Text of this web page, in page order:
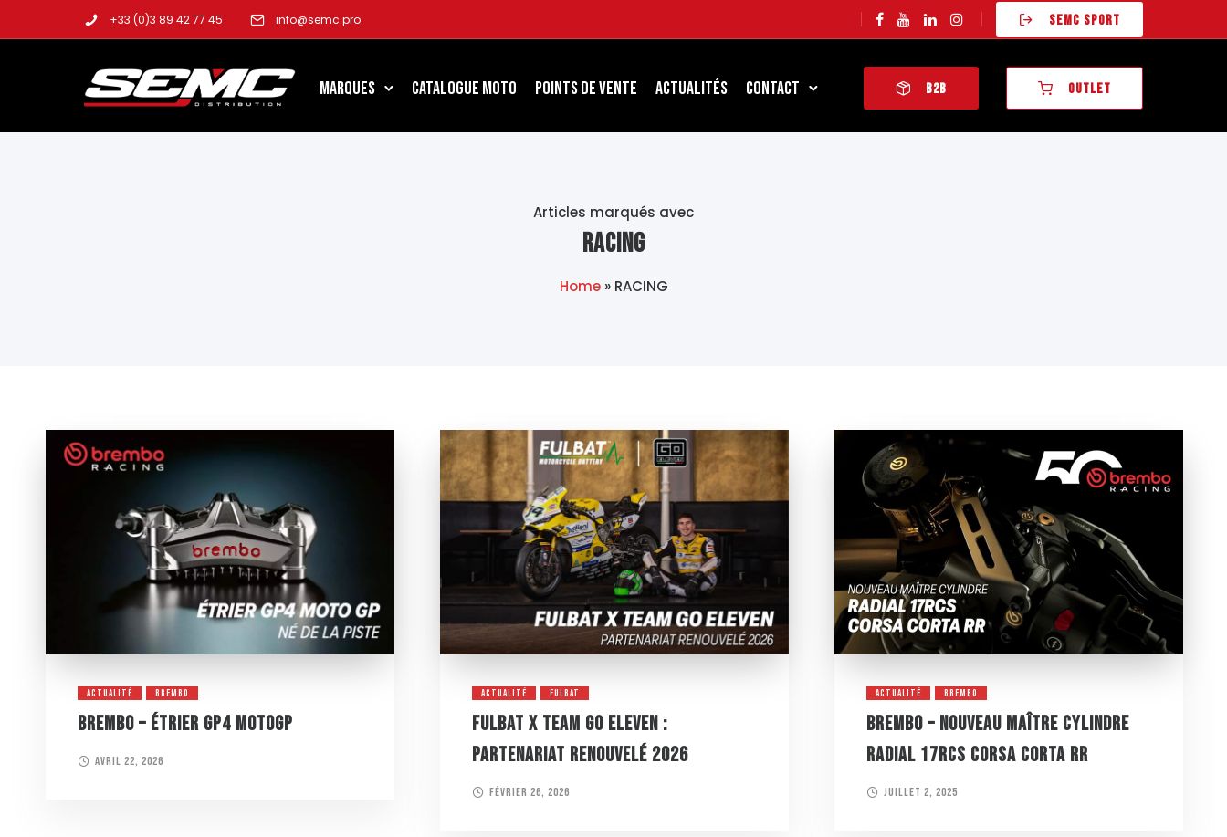
+33 (0)3 89 42 77 45 info@semc.pro SEMC SPORT
Marques Catalogue Moto Points de Vente Actualités Contact B2B OUTLET
Articles marqués avec
RACING
Home» RACING
ACTUALITÉ BREMBO
BREMBO – ÉTRIER GP4 MOTOGP
avril 22, 2026
ACTUALITÉ FULBAT
FULBAT X TEAM GO ELEVEN :
PARTENARIAT RENOUVELÉ 2026
février 26, 2026
ACTUALITÉ BREMBO
BREMBO – NOUVEAU MAÎTRE CYLINDRE
RADIAL 17RCS CORSA CORTA RR
juillet 2, 2025